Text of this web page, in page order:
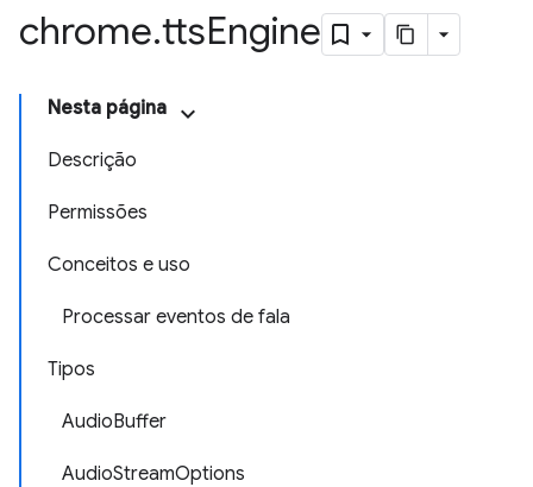
chrome.ttsEngine
Nesta página
Descrição
Permissões
Conceitos e uso
Processar eventos de fala
Tipos
AudioBuffer
AudioStreamOptions